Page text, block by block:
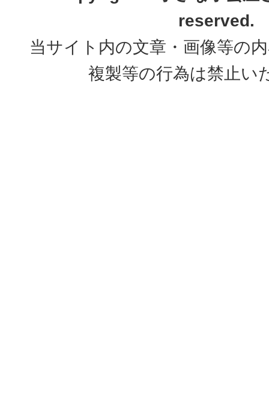
reserved.
当サイト内の文章・画像等の
複製等の行為は禁止い